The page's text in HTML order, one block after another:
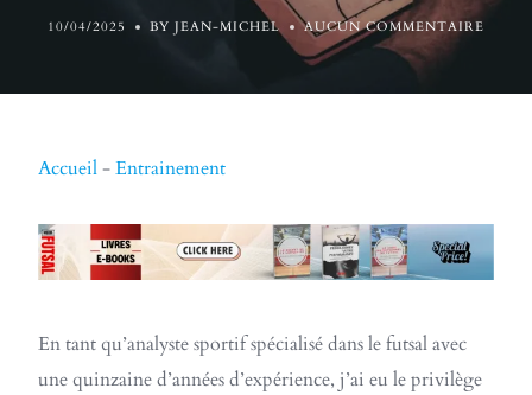
10/04/2025 BY JEAN-MICHEL AUCUN COMMENTAIRE
Accueil-Entrainement
En tant qu’analyste sportif spécialisé dans le futsal avec
une quinzaine d’années d’expérience, j’ai eu le privilège